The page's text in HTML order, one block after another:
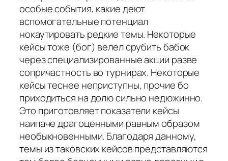
особые события, какие деют
вспомогательные потенциал
нокаутировать редкие темы. Некоторые
кейсы тоже (бог) велел срубить бабок
через специализированные акции разве
сопричастность во турнирах. Некоторые
кейсы теснее неприступны, прочие бо
приходиться на долю сильно недюжинно.
Это приготовляет показатели кейсы
наипаче драгоценными равным образом
необыкновенными. Благодаря данному,
темы из таковских кейсов представляются